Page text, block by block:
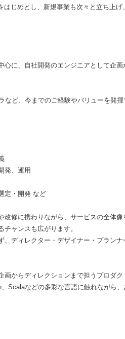
はじめとし、新規事業も次々と立ち上
心に、自社開発のエンジニアとして企
など、今までのご経験やバリューを発
発、運用
定・開発 など
改修に携わりながら、サービスの全体
ャンスも広がります。
、ディレクター・デザイナー・プラン
からディレクションまで担うプロダク
Scalaなどの多彩な言語に触れながら